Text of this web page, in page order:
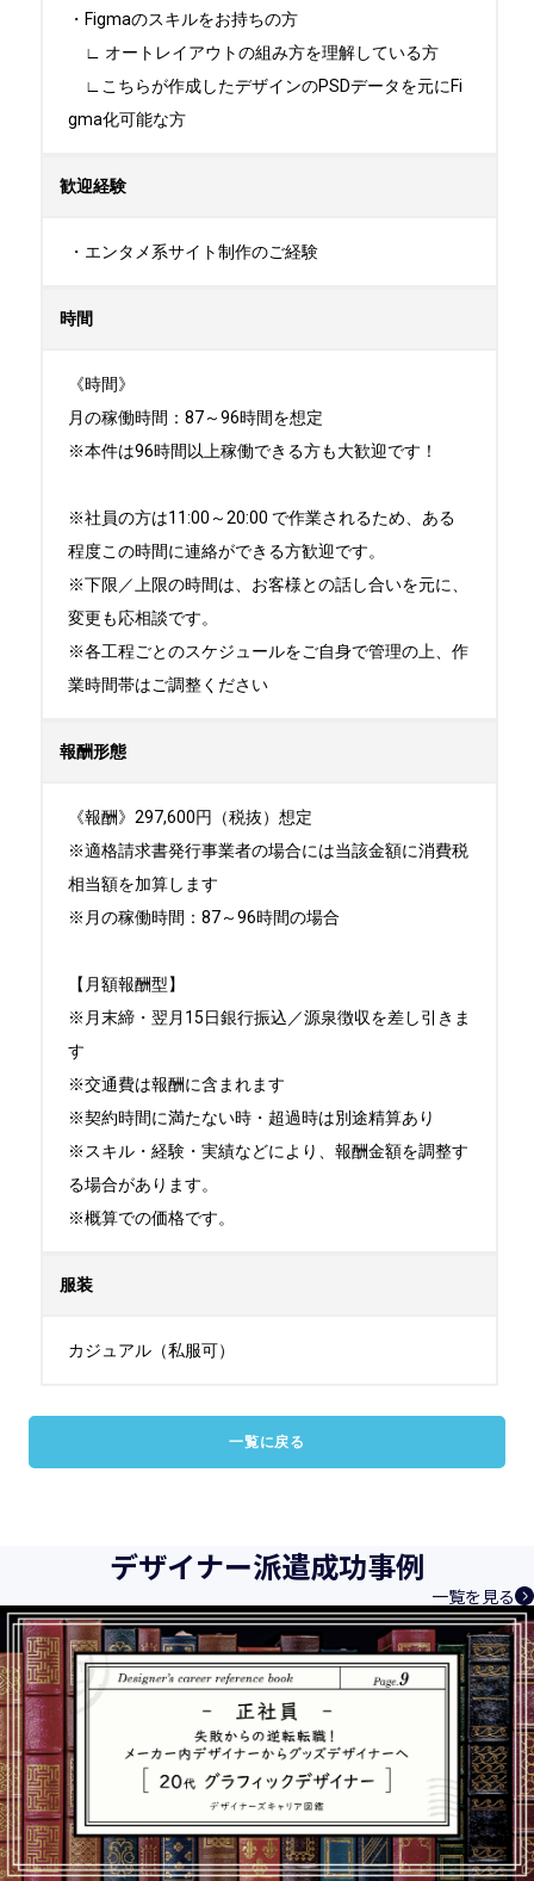
・Figmaのスキルをお持ちの方
∟ オートレイアウトの組み方を理解している方
∟こちらが作成したデザインのPSDデータを元にFi
gma化可能な方
歓迎経験
・エンタメ系サイト制作のご経験
時間
《時間》
月の稼働時間：87～96時間を想定
※本件は96時間以上稼働できる方も大歓迎です！
※社員の方は11:00～20:00 で作業されるため、ある
程度この時間に連絡ができる方歓迎です。
※下限／上限の時間は、お客様との話し合いを元に、
変更も応相談です。
※各工程ごとのスケジュールをご自身で管理の上、作
業時間帯はご調整ください
報酬形態
《報酬》297,600円（税抜）想定
※適格請求書発行事業者の場合には当該金額に消費税
相当額を加算します
※月の稼働時間：87～96時間の場合
【月額報酬型】
※月末締・翌月15日銀行振込／源泉徴収を差し引きま
す
※交通費は報酬に含まれます
※契約時間に満たない時・超過時は別途精算あり
※スキル・経験・実績などにより、報酬金額を調整す
る場合があります。
※概算での価格です。
服装
カジュアル（私服可）
一覧に戻る
デザイナー派遣成功事例
一覧を見る